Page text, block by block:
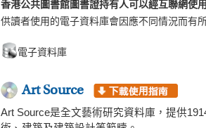
香港公共圖書館圖書證持有人可以經互聯網使
供讀者使用的電子資料庫會因應不同情況而有
電子資料庫
Art Source
Art Source是全文藝術研究資料庫，提供